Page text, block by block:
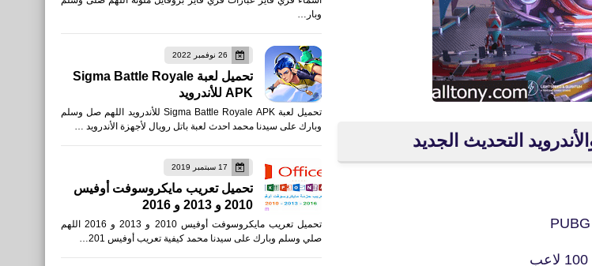
وبار…
26 نوفمبر 2022
تحميل لعبة Sigma Battle Royale
APK للأندرويد
تحميل لعبة Sigma Battle Royale APK للأندرويد اللهم صل وسلم
وبارك على سيدنا محمد احدث لعبة باتل رويال لأجهزة الأندرويد …
17 سبتمبر 2019
تحميل تعريب مايكروسوفت أوفيس
2010 و 2013 و 2016
تحميل تعريب مايكروسوفت أوفيس 2010 و 2013 و 2016 اللهم
صلي وسلم وبارك على سيدنا محمد كيفية تعريب أوفيس 201…